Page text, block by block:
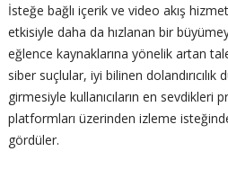
İsteğe bağlı içerik ve video akış
etkisiyle daha da hızlanan bir
eğlence kaynaklarına yönelik artan
siber suçlular, iyi bilinen
girmesiyle kullanıcıların en sevdikleri
platformları üzerinden izleme
gördüler.